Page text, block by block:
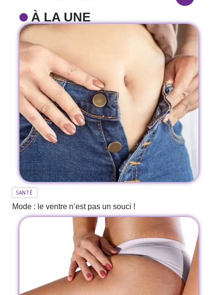
À LA UNE
SANTÉ
Mode : le ventre n’est pas un souci !